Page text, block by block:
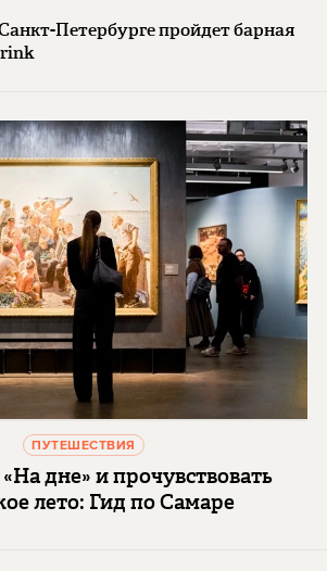
Санкт-Петербурге пройдет барная
ПУТЕШЕСТВИЯ
дне» и прочувствовать
лето: Гид по Самаре